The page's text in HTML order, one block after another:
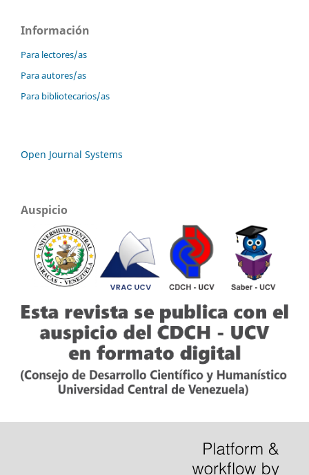
Información
Para lectores/as
Para autores/as
Para bibliotecarios/as
Open Journal Systems
Auspicio